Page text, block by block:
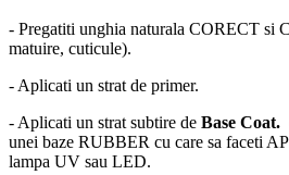
- Pregatiti unghia naturala CORECT si
matuire, cuticule).
- Aplicati un strat de primer.
- Aplicati un strat subtire de Base Coat.
unei baze RUBBER cu care sa faceti
lampa UV sau LED.